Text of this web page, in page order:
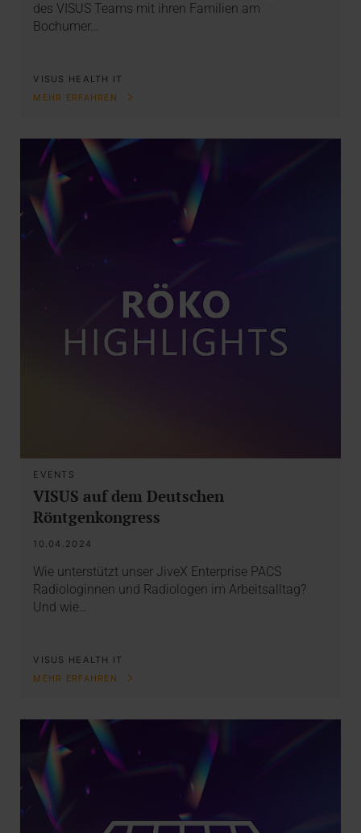
des VISUS Teams mit ihren Familien am
Bochumer…
VISUS HEALTH IT
MEHR ERFAHREN
EVENTS
VISUS auf dem Deutschen
Röntgenkongress
10.04.2024
Wie unterstützt unser JiveX Enterprise PACS
Radiologinnen und Radiologen im Arbeitsalltag?
Und wie…
VISUS HEALTH IT
MEHR ERFAHREN